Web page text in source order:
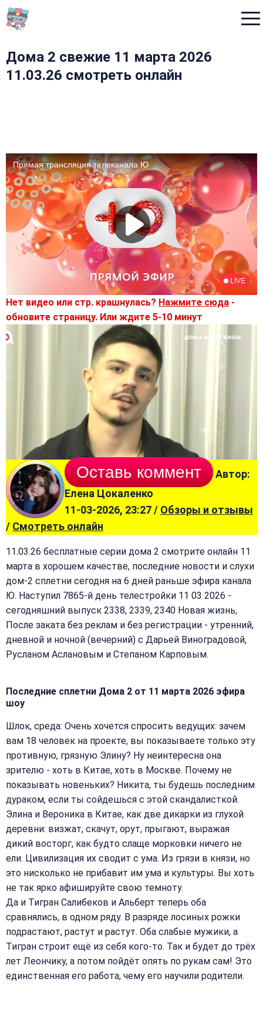
Дома 2 свежие 11 марта 2026
11.03.26 смотреть онлайн
Нет видео или стр. крашнулась? Нажмите сюда -
обновите страницу. Или ждите 5-10 минут
Оставь коммент
Автор:
Елена Цокаленко
11-03-2026, 23:27 / Обзоры и отзывы
/ Смотреть онлайн
11.03.26 бесплатные серии дома 2 смотрите онлайн 11
марта в хорошем качестве, последние новости и слухи
дом-2 сплетни сегодня на 6 дней раньше эфира канала
Ю. Наступил 7865-й день телестройки 11 03 2026 -
сегодняшний выпуск 2338, 2339, 2340 Новая жизнь,
После заката без реклам и без регистрации - утренний,
дневной и ночной (вечерний) с Дарьей Виноградовой,
Русланом Аслановым и Степаном Карповым.
Последние сплетни Дома 2 от 11 марта 2026 эфира
шоу
Шлок, среда: Очень хочется спросить ведущих: зачем
вам 18 человек на проекте, вы показываете только эту
противную, грязную Элину? Ну неинтересна она
зрителю - хоть в Китае, хоть в Москве. Почему не
показывать новеньких? Никита, ты будешь последним
дураком, если ты сойдешься с этой скандалисткой.
Элина и Вероника в Китае, как две дикарки из глухой
деревни: визжат, скачут, орут, прыгают, выражая
дикий восторг, как будто слаще морковки ничего не
ели. Цивилизация их сводит с ума. Из грязи в князи, но
это нисколько не прибавит им ума и культуры. Вы хоть
не так ярко афишируйте свою темноту.
Да и Тигран Салибеков и Альберт теперь оба
сравнялись, в одном ряду. В разряде лосиных рожки
подрастают, растут и растут. Оба слабые мужики, а
Тигран строит ещё из себя кого-то. Так и будет до трёх
лет Леончику, а потом пойдёт опять по рукам сам! Это
единственная его работа, чему его научили родители.